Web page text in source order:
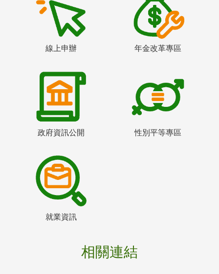
線上申辦 年金改革專區
政府資訊公開 性別平等專區
就業資訊
相關連結